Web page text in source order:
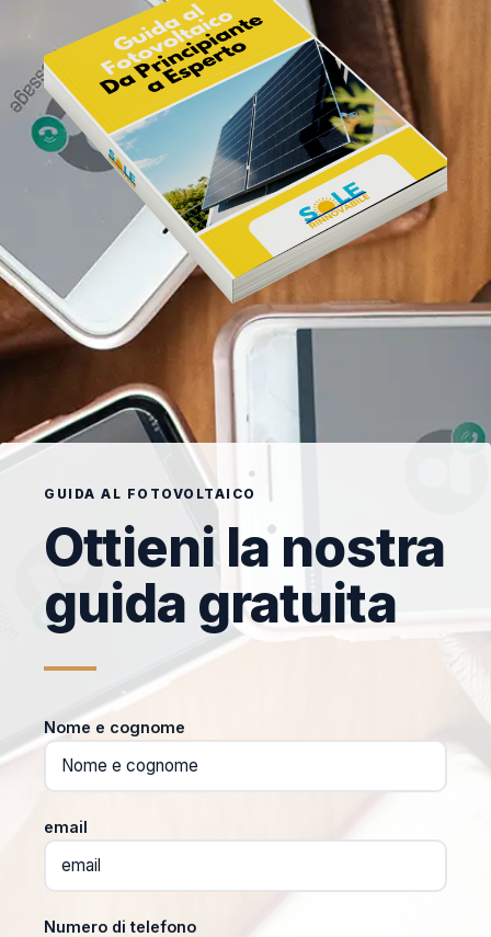
GUIDA AL FOTOVOLTAICO
Ottieni la nostra
guida gratuita
Nome e cognome
email
Numero di telefono